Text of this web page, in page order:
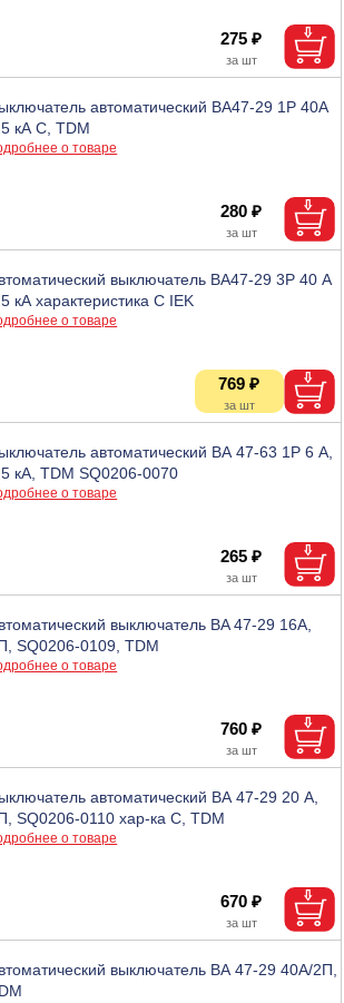
275 ₽
автоматический BA47-29 1P 40A
кА C, TDM
о товаре
280 ₽
выключатель ВА47-29 3Р 40 А
кА характеристика С IEK
о товаре
769 ₽
автоматический ВА 47-63 1Р 6 А,
кА, TDM SQ0206-0070
о товаре
265 ₽
выключатель BA 47-29 16А,
SQ0206-0109, TDM
о товаре
760 ₽
автоматический ВА 47-29 20 А,
SQ0206-0110 хар-ка С, TDM
о товаре
670 ₽
выключатель ВА 47-29 40А/2П,